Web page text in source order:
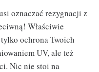
oznaczać rezygnacji z
Właściwie
ochrona Twoich
UV, ale też
Nic nie stoi na